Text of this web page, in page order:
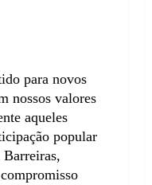
para novos
nossos valores
aqueles
popular